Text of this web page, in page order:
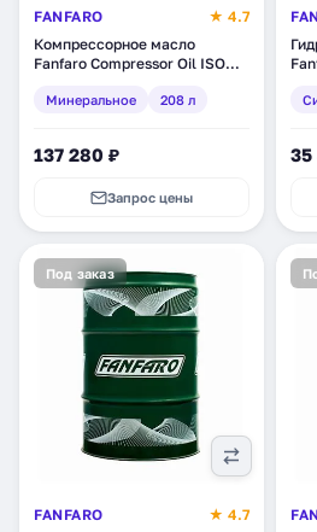
FANFARO
★ 4.7
Компрессорное масло
Fanfaro Compressor Oil ISO
(1728-1)
Минеральное 208 л
137 280 ₽
Запрос цены
35
Под заказ
FANFARO
★ 4.7